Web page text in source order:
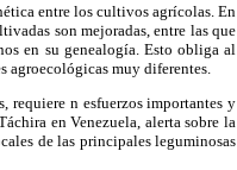
entre los cultivos agrícolas. En
son mejoradas, entre las que
en su genealogía. Esto obliga al
agroecológicas muy diferentes.
requiere n esfuerzos importantes y
en Venezuela, alerta sobre la
de las principales leguminosas